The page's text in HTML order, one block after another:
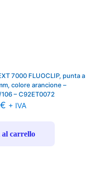
7000 FLUOCLIP, punta a
colore arancione –
– C92ET0072
€ + IVA
al carrello